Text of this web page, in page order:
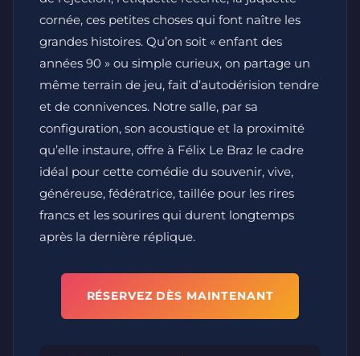
cornée, ces petites choses qui font naître les
grandes histoires. Qu’on soit « enfant des
années 90 » ou simple curieux, on partage un
même terrain de jeu, fait d’autodérision tendre
et de connivences. Notre salle, par sa
configuration, son acoustique et la proximité
qu’elle instaure, offre à Félix Le Braz le cadre
idéal pour cette comédie du souvenir, vive,
généreuse, fédératrice, taillée pour les rires
francs et les sourires qui durent longtemps
après la dernière réplique.
RÉSERVEZ DÈS MAINTENANT